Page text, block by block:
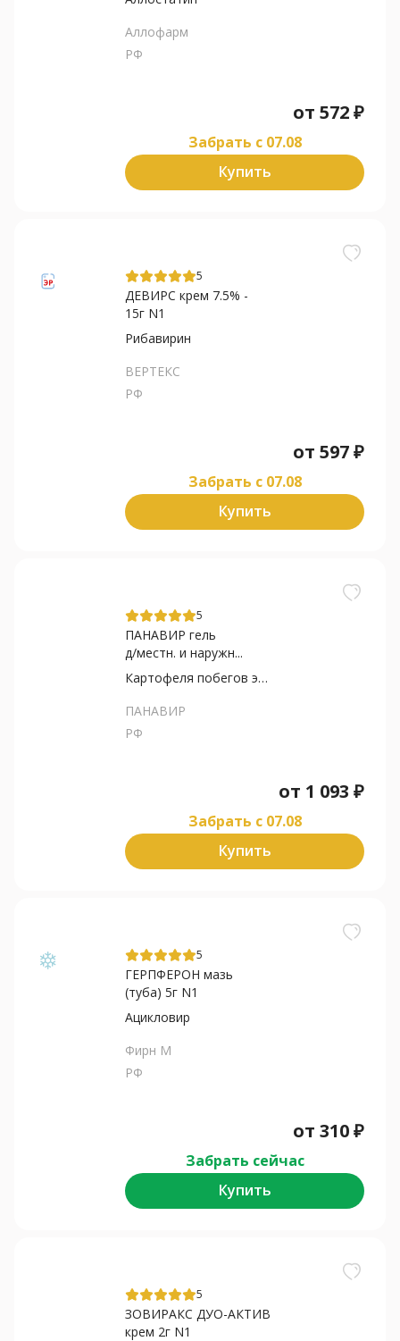
Аллофарм
РФ
от 572₽
Забрать c 07.08
Купить
5
ДЕВИРС крем 7.5% -
15г N1
Рибавирин
ВЕРТЕКС
РФ
от 597₽
Забрать c 07.08
Купить
5
ПАНАВИР гель
д/местн. и наружн...
Картофеля побегов экстракт
ПАНАВИР
РФ
от 1 093 ₽
Забрать c 07.08
Купить
5
ГЕРПФЕРОН мазь
(туба) 5г N1
Ацикловир
Фирн М
РФ
от 310₽
Забрать сейчас
Купить
5
ЗОВИРАКС ДУО-АКТИВ
крем 2г N1